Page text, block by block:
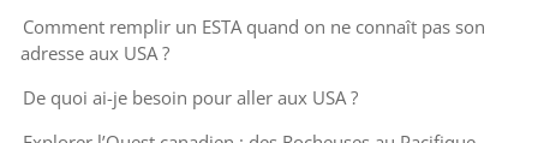
Comment remplir un ESTA quand on ne connaît pas son
adresse aux USA ?
De quoi ai-je besoin pour aller aux USA ?